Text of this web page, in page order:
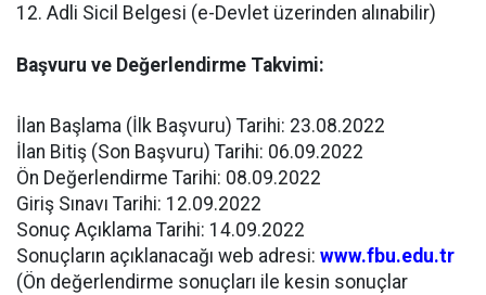
12. Adli Sicil Belgesi (e-Devlet üzerinden alınabilir)
Başvuru ve Değerlendirme Takvimi:
İlan Başlama (İlk Başvuru) Tarihi: 23.08.2022
İlan Bitiş (Son Başvuru) Tarihi: 06.09.2022
Ön Değerlendirme Tarihi: 08.09.2022
Giriş Sınavı Tarihi: 12.09.2022
Sonuç Açıklama Tarihi: 14.09.2022
Sonuçların açıklanacağı web adresi: www.fbu.edu.tr
(Ön değerlendirme sonuçları ile kesin sonuçlar